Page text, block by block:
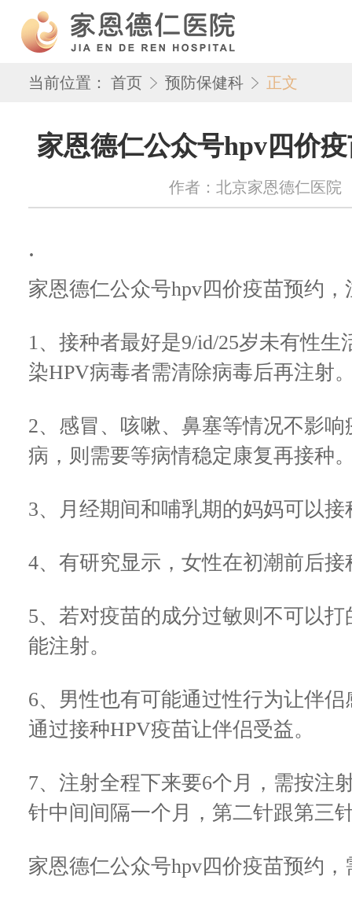
当前位置： 首页 预防保健科 正文
家恩德仁公众号hpv四价
作者：北京家恩德仁医院
.
家恩德仁公众号hpv四价疫苗预约
1、接种者最好是9/id/25岁未有性
染HPV病毒者需清除病毒后再注射
2、感冒、咳嗽、鼻塞等情况不影
病，则需要等病情稳定康复再接种
3、月经期间和哺乳期的妈妈可以接
4、有研究显示，女性在初潮前后接
5、若对疫苗的成分过敏则不可以
能注射。
6、男性也有可能通过性行为让伴
通过接种HPV疫苗让伴侣受益。
7、注射全程下来要6个月，需按注
针中间间隔一个月，第二针跟第三
家恩德仁公众号hpv四价疫苗预约